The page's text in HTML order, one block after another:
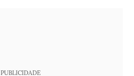
PUBLICIDADE